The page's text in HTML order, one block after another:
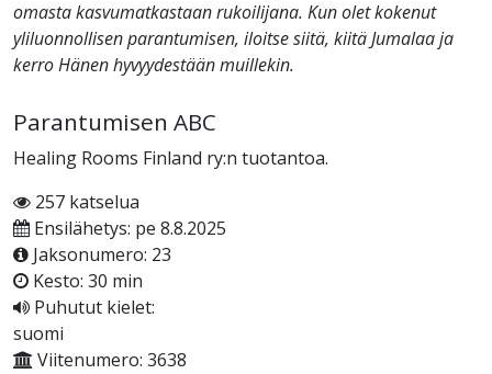
omasta kasvumatkastaan rukoilijana. Kun olet kokenut
yliluonnollisen parantumisen, iloitse siitä, kiitä Jumalaa ja
kerro Hänen hyvyydestään muillekin.
Parantumisen ABC
Healing Rooms Finland ry:n tuotantoa.
257 katselua
Ensilähetys: pe 8.8.2025
Jaksonumero: 23
Kesto: 30 min
Puhutut kielet:
suomi
Viitenumero: 3638